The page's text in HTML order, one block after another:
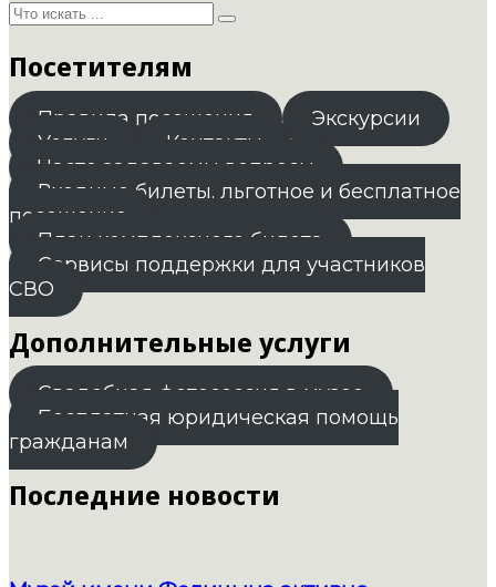
Посетителям
Правила посещения
Экскурсии
Услуги
Контакты
Часто задаваемы вопросы
Входные билеты. льготное и бесплатное
посещение
План комплексного билета
Сервисы поддержки для участников
СВО
Дополнительные услуги
Свадебная фотосессия в музее
Бесплатная юридическая помощь
гражданам
Последние новости